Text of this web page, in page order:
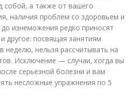
собой, а также от вашего
наличия проблем со здоровьем и
изнеможения редко приносят
другое: посвящая занятиям
неделю, нельзя рассчитывать на
Исключение — случаи, когда вы
серьезной болезни и вам
несложные упражнения по 5